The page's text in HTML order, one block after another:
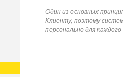
Один из основных
Клиенту, поэтому
персонально для каждого